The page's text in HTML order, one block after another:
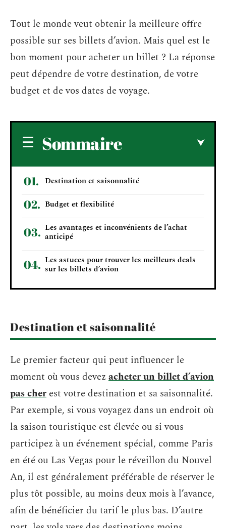
Tout le monde veut obtenir la meilleure offre
possible sur ses billets d’avion. Mais quel est le
bon moment pour acheter un billet ? La réponse
peut dépendre de votre destination, de votre
budget et de vos dates de voyage.
Sommaire
Destination et saisonnalité
Budget et flexibilité
Les avantages et inconvénients de l’achat
anticipé
Les astuces pour trouver les meilleurs deals
sur les billets d’avion
Destination et saisonnalité
Le premier facteur qui peut influencer le
moment où vous devez acheter un billet d’avion
pas cher est votre destination et sa saisonnalité.
Par exemple, si vous voyagez dans un endroit où
la saison touristique est élevée ou si vous
participez à un événement spécial, comme Paris
en été ou Las Vegas pour le réveillon du Nouvel
An, il est généralement préférable de réserver le
plus tôt possible, au moins deux mois à l’avance,
afin de bénéficier du tarif le plus bas. D’autre